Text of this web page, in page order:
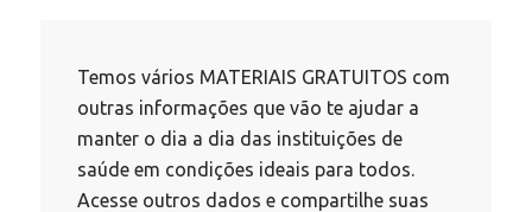
Temos vários MATERIAIS GRATUITOS com
outras informações que vão te ajudar a
manter o dia a dia das instituições de
saúde em condições ideais para todos.
Acesse outros dados e compartilhe suas